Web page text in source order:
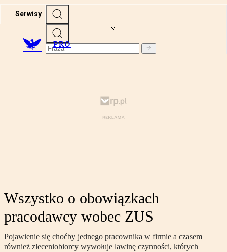
Serwisy
PRO
Wszystko o obowiązkach
pracodawcy wobec ZUS
Pojawienie się choćby jednego pracownika w firmie a czasem
również zleceniobiorcy wywołuje lawinę czynności, których